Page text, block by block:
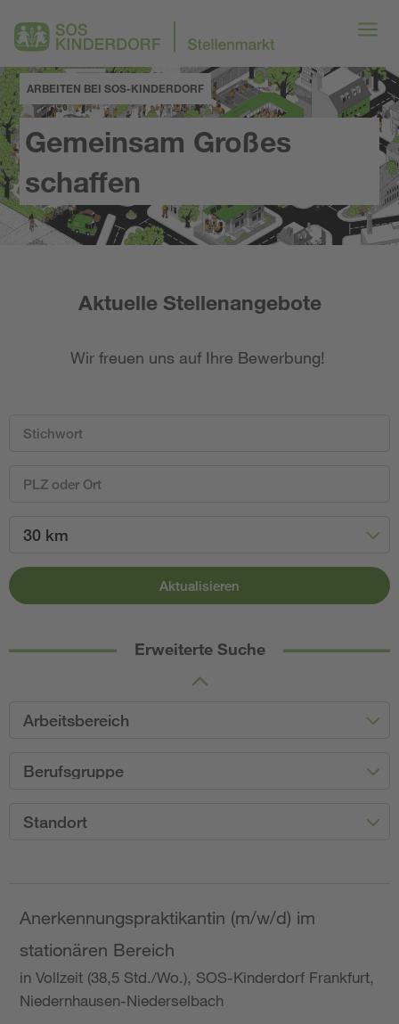
ARBEITEN BEI SOS-KINDERDORF
Gemeinsam Großes
schaffen
Aktuelle Stellenangebote
Wir freuen uns auf Ihre Bewerbung!
30 km
Aktualisieren
Erweiterte Suche
Arbeitsbereich
Berufsgruppe
Standort
Anerkennungspraktikantin (m/w/d) im
stationären Bereich
in Vollzeit (38,5 Std./Wo.), SOS-Kinderdorf Frankfurt,
Niedernhausen-Niederselbach